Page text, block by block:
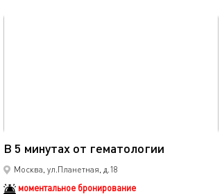
В 5 минутах от гематологии
Москва, ул.Планетная, д.18
моментальное бронирование